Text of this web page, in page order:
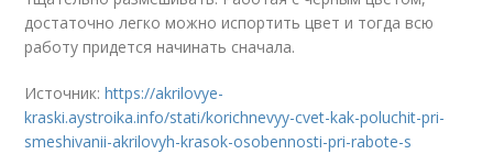
достаточно легко можно испортить цвет и тогда всю
работу придется начинать сначала.
Источник:https://akrilovye-
kraski.aystroika.info/stati/korichnevyy-cvet-kak-poluchit-pri-
smeshivanii-akrilovyh-krasok-osobennosti-pri-rabote-s